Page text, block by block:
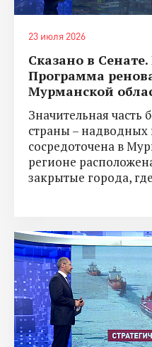
23 июля 2026
Сказано в
Программа
Мурманской
Значительная
страны –
сосредоточена в
регионе
закрытые города,